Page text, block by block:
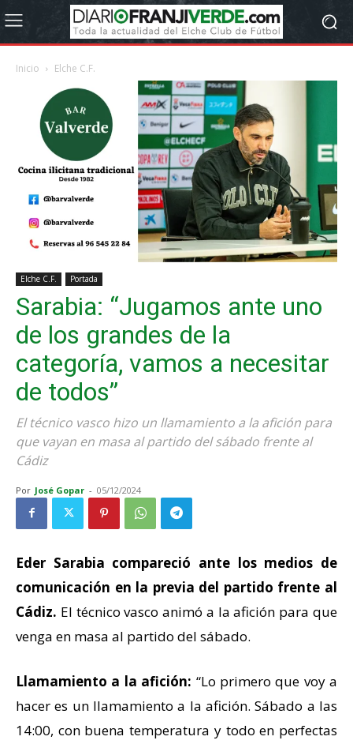
Inicio Elche C.F.
Elche C.F. Portada
Sarabia: “Jugamos ante uno
de los grandes de la
categoría, vamos a necesitar
de todos”
El técnico vasco hizo un llamamiento a la afición para
que vayan en masa al partido del sábado frente al
Cádiz
Por José Gopar - 05/12/2024
Eder Sarabia compareció ante los medios de
comunicación en la previa del partido frente al
Cádiz. El técnico vasco animó a la afición para que
venga en masa al partido del sábado.
Llamamiento a la afición: “Lo primero que voy a
hacer es un llamamiento a la afición. Sábado a las
14:00, con buena temperatura y todo en perfectas